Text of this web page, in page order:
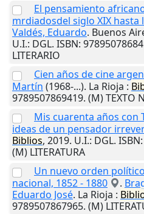
El pensamiento
mrdiadosdel siglo XIX hasta
Valdés, Eduardo. Buenos
U.I.: DGL. ISBN:
LITERARIO
Cien años de cine
Martín (1968-...). La Rioja :
9789507869419. (M) TEXTO
Mis cuarenta años con
ideas de un pensador
Biblios, 2019. U.I.: DGL.
(M) LITERATURA
Un nuevo orden
nacional, 1852 - 1880
.
Eduardo José. La Rioja :
9789507867965. (M)